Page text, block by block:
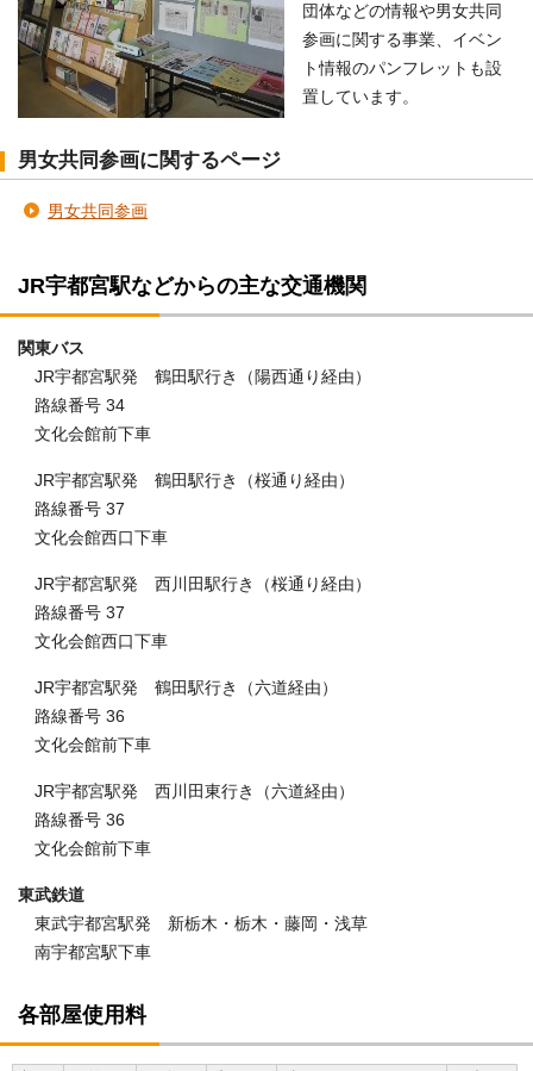
団体などの情報や男女共同
参画に関する事業、イベン
ト情報のパンフレットも設
置しています。
男女共同参画に関するページ
男女共同参画
JR宇都宮駅などからの主な交通機関
関東バス
JR宇都宮駅発 鶴田駅行き（陽西通り経由）
路線番号 34
文化会館前下車
JR宇都宮駅発 鶴田駅行き（桜通り経由）
路線番号 37
文化会館西口下車
JR宇都宮駅発 西川田駅行き（桜通り経由）
路線番号 37
文化会館西口下車
JR宇都宮駅発 鶴田駅行き（六道経由）
路線番号 36
文化会館前下車
JR宇都宮駅発 西川田東行き（六道経由）
路線番号 36
文化会館前下車
東武鉄道
東武宇都宮駅発 新栃木・栃木・藤岡・浅草
南宇都宮駅下車
各部屋使用料